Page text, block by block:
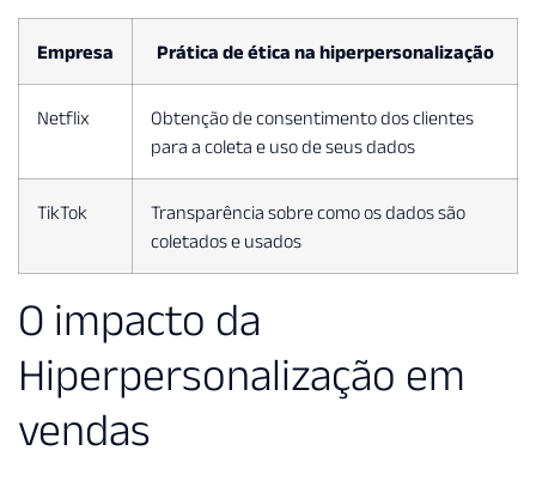
Empresa Prática de ética na hiperpersonalização
Netflix
Obtenção de consentimento dos clientes
para a coleta e uso de seus dados
TikTok
Transparência sobre como os dados são
coletados e usados
O impacto da
Hiperpersonalização em
vendas